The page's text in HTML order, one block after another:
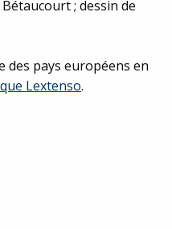
; dessin de
des pays européens en
Lextenso.